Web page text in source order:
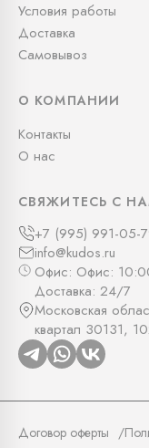
Условия работы
Доставка
Самовывоз
О КОМПАНИИ
Контакты
О нас
СВЯЖИТЕСЬ С
+7 (995) 991-05-
info@kudos.ru
Офис: Офис:
Доставка: 24/7
Московская
квартал 30131,
Договор оферты